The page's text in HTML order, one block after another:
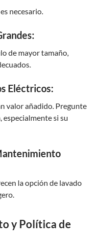
necesario.
de mayor tamaño,
Eléctricos:
valor añadido. Pregunte
especialmente si su
la opción de lavado
y Política de